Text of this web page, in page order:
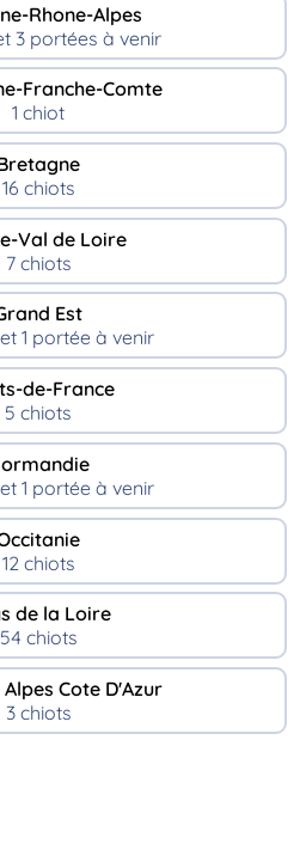
Rhone-Alpes
3 portées à venir
Franche-Comte
1 chiot
16 chiots
Val de Loire
7 chiots
Est
1 portée à venir
de-France
5 chiots
1 portée à venir
12 chiots
de la Loire
54 chiots
Cote D'Azur
3 chiots